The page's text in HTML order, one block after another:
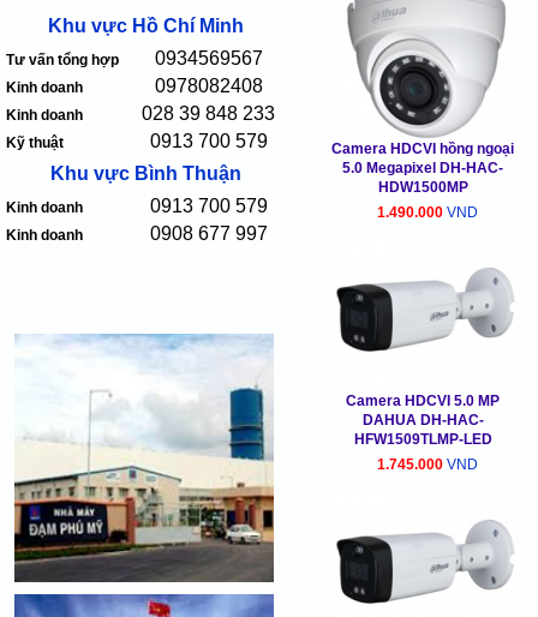
Khu vực Hồ Chí Minh
Tư vấn tổng hợp 0934569567
Kinh doanh 0978082408
Kinh doanh 028 39 848 233
Kỹ thuật
0913 700 579
Khu vực Bình Thuận
Kinh doanh 0913 700 579
Kinh doanh 0908 677 997
Camera HDCVI hồng ngoại
5.0 Megapixel DH-HAC-
HDW1500MP
1.490.000 VND
Camera HDCVI 5.0 MP
DAHUA DH-HAC-
HFW1509TLMP-LED
1.745.000 VND